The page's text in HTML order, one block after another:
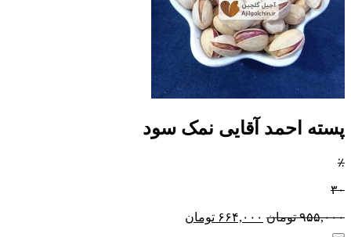
پسته احمد آقایی نمک سود
٪
۳۰
۹۵۵,۰۰۰ تومان ۶۶۴,۰۰۰ تومان